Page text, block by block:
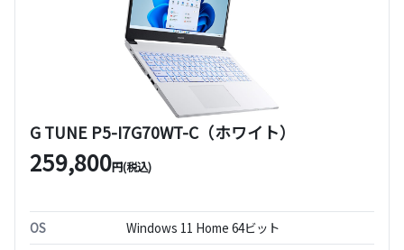
G TUNE P5-I7G70WT-C（ホワイト）
259,800円(税込)
OS
Windows 11 Home 64ビット